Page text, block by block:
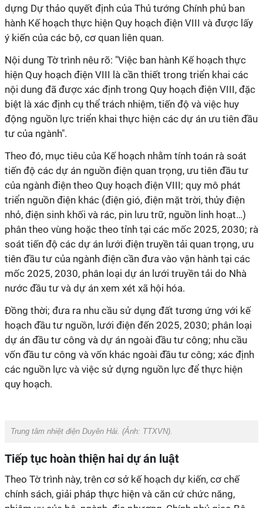
dựng Dự thảo quyết định của Thủ tướng Chính phủ ban
hành Kế hoạch thực hiện Quy hoạch điện VIII và được lấy
ý kiến của các bộ, cơ quan liên quan.
Nội dung Tờ trình nêu rõ: "Việc ban hành Kế hoạch thực
hiện Quy hoạch điện VIII là cần thiết trong triển khai các
nội dung đã được xác định trong Quy hoạch điện VIII, đặc
biệt là xác định cụ thể trách nhiệm, tiến độ và việc huy
động nguồn lực triển khai thực hiện các dự án ưu tiên đầu
tư của ngành".
Theo đó, mục tiêu của Kế hoạch nhằm tính toán rà soát
tiến độ các dự án nguồn điện quan trọng, ưu tiên đầu tư
của ngành điện theo Quy hoạch điện VIII; quy mô phát
triển nguồn điện khác (điện gió, điện mặt trời, thủy điện
nhỏ, điện sinh khối và rác, pin lưu trữ, nguồn linh hoạt…)
phân theo vùng hoặc theo tỉnh tại các mốc 2025, 2030; rà
soát tiến độ các dự án lưới điện truyền tải quan trọng, ưu
tiên đầu tư của ngành điện cần đưa vào vận hành tại các
mốc 2025, 2030, phân loại dự án lưới truyền tải do Nhà
nước đầu tư và dự án xem xét xã hội hóa.
Đồng thời; đưa ra nhu cầu sử dụng đất tương ứng với kế
hoạch đầu tư nguồn, lưới điện đến 2025, 2030; phân loại
dự án đầu tư công và dự án ngoài đầu tư công; nhu cầu
vốn đầu tư công và vốn khác ngoài đầu tư công; xác định
các nguồn lực và việc sử dựng nguồn lực để thực hiện
quy hoạch.
Trung tâm nhiệt điện Duyên Hải. (Ảnh: TTXVN).
Tiếp tục hoàn thiện hai dự án luật
Theo Tờ trình này, trên cơ sở kế hoạch dự kiến, cơ chế
chính sách, giải pháp thực hiện và căn cứ chức năng,